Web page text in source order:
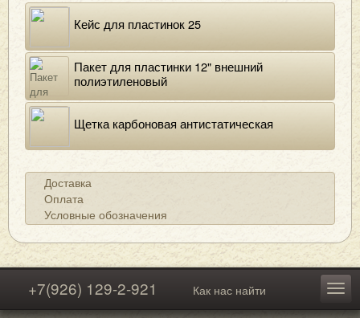
Кейс для пластинок 25
Пакет для пластинки 12" внешний
полиэтиленовый
Щетка карбоновая антистатическая
Доставка
Оплата
Условные обозначения
+7(926) 129-2-921 Как нас найти